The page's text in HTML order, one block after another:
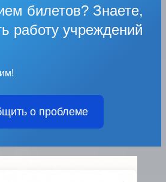
билетов? Знаете,
работу учреждений
о проблеме